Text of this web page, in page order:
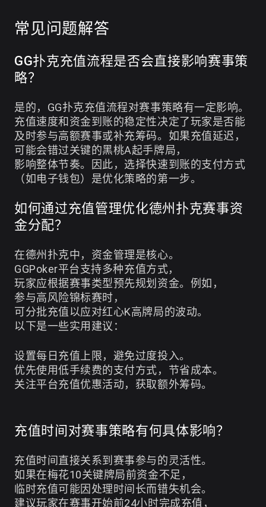
常见问题解答
GG扑克充值流程是否会直接影响赛事策
略？
是的，GG扑克充值流程对赛事策略有一定影响。
充值速度和资金到账的稳定性决定了玩家是否能
及时参与高额赛事或补充筹码。如果充值延迟，
可能会错过关键的黑桃A起手牌局，
影响整体节奏。因此，选择快速到账的支付方式
（如电子钱包）是优化策略的第一步。
如何通过充值管理优化德州扑克赛事资
金分配？
在德州扑克中，资金管理是核心。
GGPoker平台支持多种充值方式，
玩家应根据赛事类型预先规划资金。例如，
参与高风险锦标赛时，
可分批充值以应对红心K高牌局的波动。
以下是一些实用建议：
设置每日充值上限，避免过度投入。
优先使用低手续费的支付方式，节省成本。
关注平台充值优惠活动，获取额外筹码。
充值时间对赛事策略有何具体影响？
充值时间直接关系到赛事参与的灵活性。
如果在梅花10关键牌局前资金不足，
临时充值可能因处理时间长而错失机会。
建议玩家在赛事开始前24小时完成充值，